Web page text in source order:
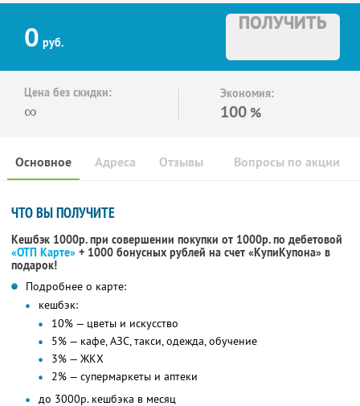
0 руб.
ПОЛУЧИТЬ
Цена без скидки:
∞
Экономия:
100 %
Основное Отзывы Вопросы по акции
Адреса
ЧТО ВЫ ПОЛУЧИТЕ
Кешбэк 1000р. при совершении покупки от 1000р. по дебетовой
«ОТП Карте» + 1000 бонусных рублей на счет «КупиКупона» в
подарок!
Подробнее о карте:
кешбэк:
10% — цветы и искусство
5% — кафе, АЗС, такси, одежда, обучение
3% — ЖКХ
2% — супермаркеты и аптеки
до 3000р. кешбэка в месяц